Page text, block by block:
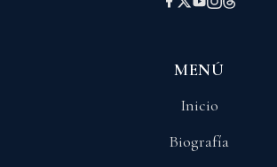
MENÚ
Inicio
Biografía